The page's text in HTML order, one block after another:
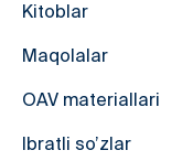
Kitoblar
Maqolalar
OAV materiallari
Ibratli so’zlar